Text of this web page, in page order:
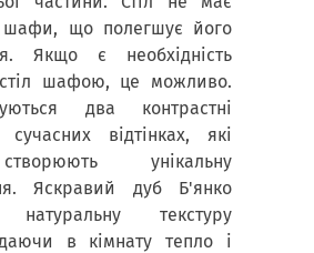
шафи, що полегшує його
Якщо є необхідність
шафою, це можливо.
два контрастні
відтінках, які
унікальну
Яскравий дуб Б'янко
натуральну текстуру
в кімнату тепло і